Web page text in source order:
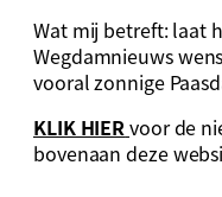
Wat mij betreft: laat
Wegdamnieuws
vooral zonnige
KLIK HIER voor de
bovenaan deze